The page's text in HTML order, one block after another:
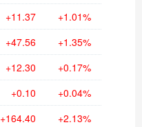
+11.37 +1.01%
+47.56 +1.35%
+12.30 +0.17%
+0.10 +0.04%
+164.40 +2.13%